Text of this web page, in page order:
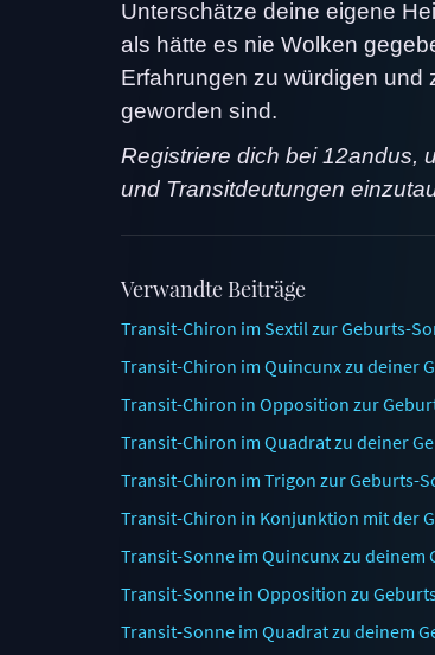
Unterschätze deine eigene
als hätte es nie Wolken
Erfahrungen zu würdigen und
geworden sind.
Registriere dich bei 12andus,
und Transitdeutungen
Verwandte Beiträge
Transit-Chiron im Sextil zur Geburts-
Transit-Chiron im Quincunx zu deiner
Transit-Chiron in Opposition zur
Transit-Chiron im Quadrat zu deiner
Transit-Chiron im Trigon zur Geburts-
Transit-Chiron in Konjunktion mit der
Transit-Sonne im Quincunx zu deinem
Transit-Sonne in Opposition zu
Transit-Sonne im Quadrat zu deinem